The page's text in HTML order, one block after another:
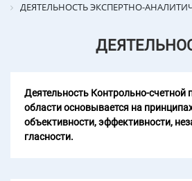
ДЕЯТЕЛЬНОСТЬ ЭКСПЕРТНО-
Деятельность Контрольно-
области основывается на
объективности, эффективности,
гласности.